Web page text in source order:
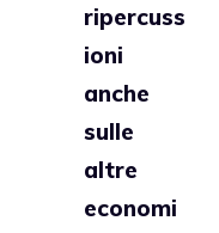
ripercuss
ioni
anche
sulle
altre
economi